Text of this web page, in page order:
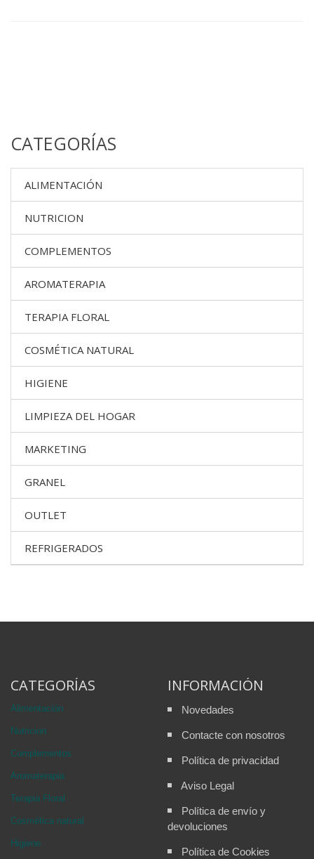
CATEGORÍAS
ALIMENTACIÓN
NUTRICION
COMPLEMENTOS
AROMATERAPIA
TERAPIA FLORAL
COSMÉTICA NATURAL
HIGIENE
LIMPIEZA DEL HOGAR
MARKETING
GRANEL
OUTLET
REFRIGERADOS
CATEGORÍAS
Alimentación
Nutricion
Complementos
Aromaterapia
Terapia Floral
Cosmética natural
Higiene
INFORMACIÓN
Novedades
Contacte con nosotros
Política de privacidad
Aviso Legal
Política de envío y
devoluciones
Política de Cookies